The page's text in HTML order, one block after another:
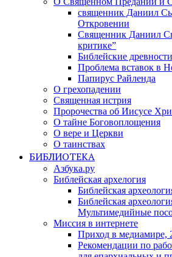
священник Даниил
Откровении
Священник Даниил
критике”
Библейские древности
Проблема вставок в
Папирус Райленда
О грехопадении
Священная истрия
Пророчества об Иисусе
О тайне Боговоплощения
О вере и Церкви
О таинствах
БИБЛИОТЕКА
Азбука.ру
Библейская архелогия
Библейская
Библейская
Мультимедийные
Миссия в интернете
Приход в медиамире,
Рекомендации по